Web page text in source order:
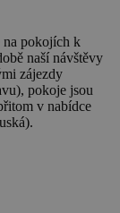
na pokojích k
naší návštěvy
zájezdy
pokoje jsou
v nabídce